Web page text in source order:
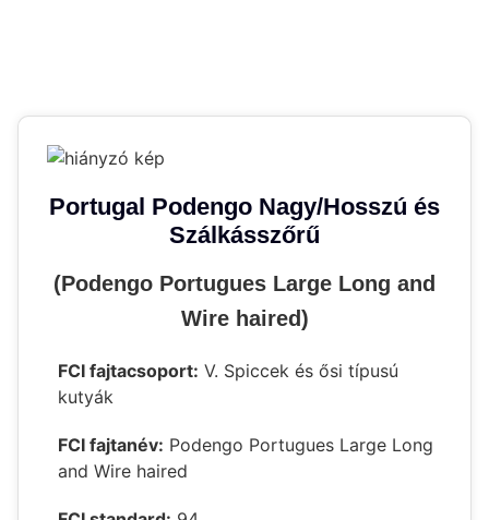
Portugal Podengo Nagy/Hosszú és
Szálkásszőrű
(Podengo Portugues Large Long and
Wire haired)
FCI fajtacsoport: V. Spiccek és ősi típusú
kutyák
FCI fajtanév: Podengo Portugues Large Long
and Wire haired